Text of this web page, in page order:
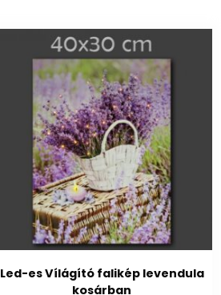
Led-es Vílágító falikép levendula
kosárban